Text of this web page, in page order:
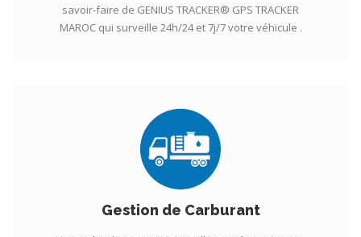
savoir-faire de GENIUS TRACKER® GPS TRACKER
MAROC qui surveille 24h/24 et 7j/7 votre véhicule .
Gestion de Carburant